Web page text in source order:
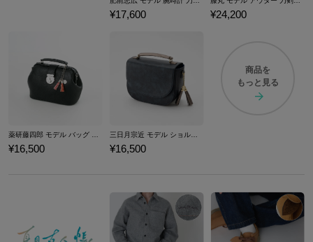
¥17,600 ¥24,200
薬研藤四郎 モデル バッグ 刀剣乱舞ONLINE
¥16,500
三日月宗近 モデル ショルダーバッグ 刀剣乱舞ONLINE
¥16,500
商品を
もっと見る